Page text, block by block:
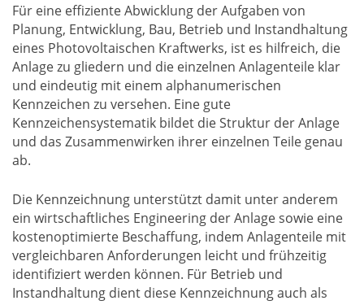
Für eine effiziente Abwicklung der Aufgaben von
Planung, Entwicklung, Bau, Betrieb und Instandhaltung
eines Photovoltaischen Kraftwerks, ist es hilfreich, die
Anlage zu gliedern und die einzelnen Anlagenteile klar
und eindeutig mit einem alphanumerischen
Kennzeichen zu versehen. Eine gute
Kennzeichensystematik bildet die Struktur der Anlage
und das Zusammenwirken ihrer einzelnen Teile genau
ab.
Die Kennzeichnung unterstützt damit unter anderem
ein wirtschaftliches Engineering der Anlage sowie eine
kostenoptimierte Beschaffung, indem Anlagenteile mit
vergleichbaren Anforderungen leicht und frühzeitig
identifiziert werden können. Für Betrieb und
Instandhaltung dient diese Kennzeichnung auch als